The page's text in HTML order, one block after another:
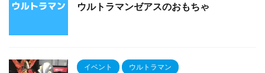
ウルトラマンゼアスのおもちゃ
イベント ウルトラマン